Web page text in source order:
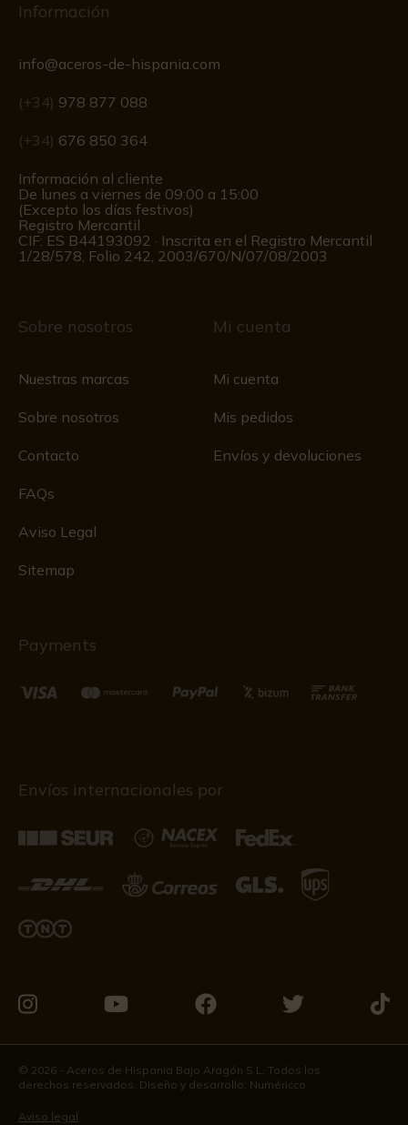
Información
info@aceros-de-hispania.com
(+34) 978 877 088
(+34) 676 850 364
Información al cliente
De lunes a viernes de 09:00 a 15:00
(Excepto los días festivos)
Registro Mercantil
CIF: ES B44193092 · Inscrita en el Registro Mercantil
1/28/578, Folio 242, 2003/670/N/07/08/2003
Sobre nosotros
Nuestras marcas
Sobre nosotros
Contacto
FAQs
Aviso Legal
Sitemap
Mi cuenta
Mi cuenta
Mis pedidos
Envíos y devoluciones
Payments
Envíos internacionales por
en
Instagram
en
Youtube
en
Facebook
en
Twitter
en
© 2026 - Aceros de Hispania Bajo Aragón S.L. Todos los
derechos reservados. Diseño y desarrollo: Numéricco
Aviso legal